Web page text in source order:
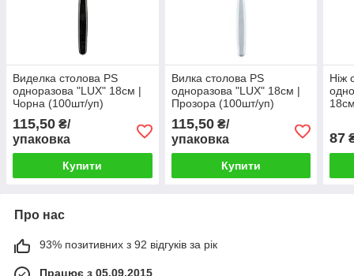
Виделка столова PS
одноразова "LUX" 18см |
Чорна (100шт/уп)
115,50 ₴/
упаковка
Купити
Вилка столова PS
одноразова "LUX" 18см |
Прозора (100шт/уп)
115,50₴/
упаковка
Купити
Ніж
87
Про нас
93% позитивних з 92 відгуків за рік
Працює з 05.09.2015